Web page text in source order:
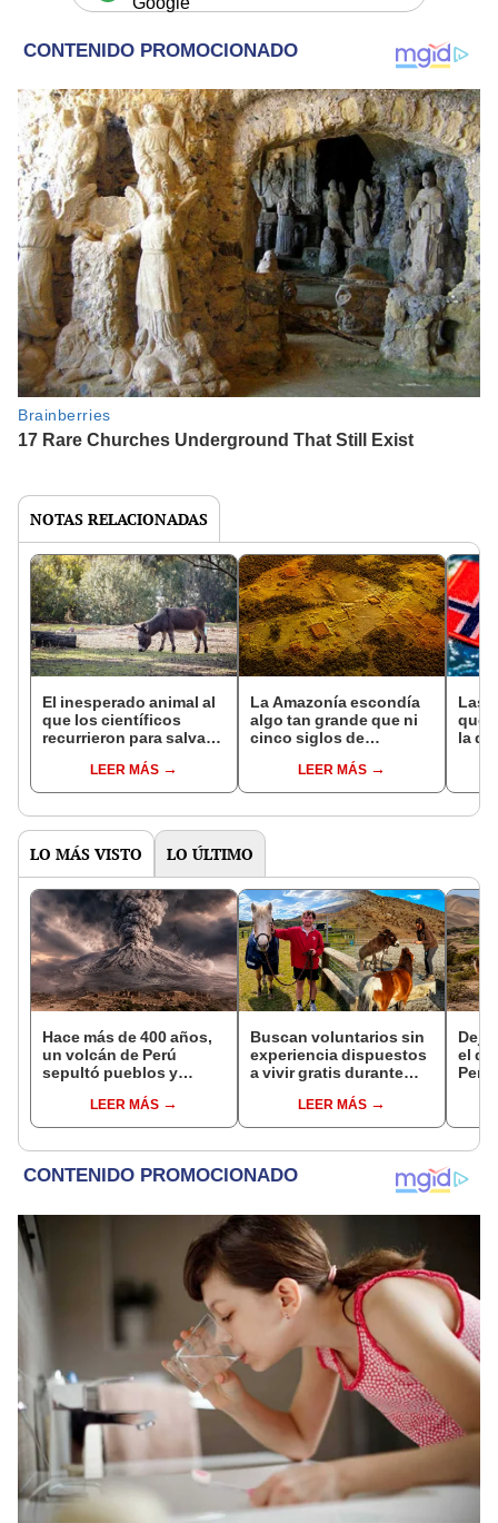
NOTAS RELACIONADAS
El inesperado animal al
que los científicos
recurrieron para salvar
reintroducción de un
asno salvaje está
en un paisaje con más
vida
LEER MÁS
La Amazonía escondía
algo tan grande que ni
cinco siglos de
encontrarlo: el hallazgo
podría cambiar todo lo
pasado
LEER MÁS
Las
que
la de
LO MÁS VISTO LO ÚLTIMO
Hace más de 400 años,
un volcán de Perú
sepultó pueblos y
veranos más fríos de la
historia: sigue bajo
LEER MÁS
Buscan voluntarios sin
experiencia dispuestos
a vivir gratis durante
cuidar caballos, burros
y otros animales
LEER MÁS
Dejó
el